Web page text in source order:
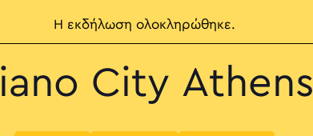
Η εκδήλωση ολοκληρώθηκε.
City Athens